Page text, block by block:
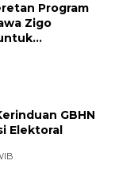
Program
Zigo
GBHN
Elektoral